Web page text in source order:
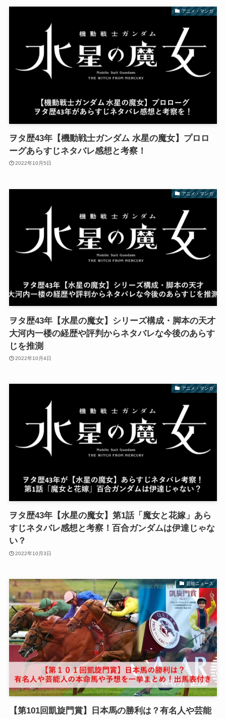
アニメ・マンガ
ヲタ歴43年【機動戦士ガンダム 水星の魔女】プロロ
ーグあらすじネタバレ感想と考察！
2022年10月5日
アニメ・マンガ
ヲタ歴43年【水星の魔女】シリーズ構成・脚本の天才
大河内一楼の経歴や評判からネタバレな今後のあらす
じを推測
2022年10月4日
アニメ・マンガ
ヲタ歴43年【水星の魔女】第1話「魔女と花嫁」あら
すじネタバレ感想と考察！百合ガンダムは伊達じゃな
い？
2022年10月3日
芸能ニュース
【第101回凱旋門賞】日本馬の勝利は？有名人や芸能